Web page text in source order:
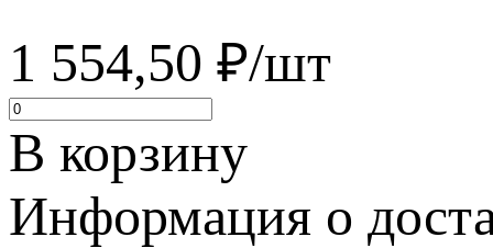
1 554,50 ₽/шт
В корзину
Информация о